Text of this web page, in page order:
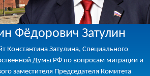
Фёдорович Затулин
Константина Затулина, Специального
Думы РФ по вопросам миграции и
заместителя Председателя Комитета